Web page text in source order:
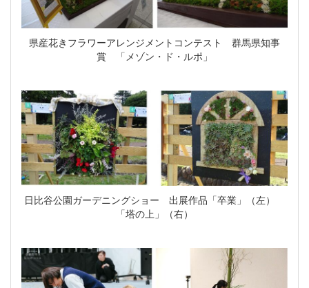
県産花きフラワーアレンジメントコンテスト 群馬県知事
賞 「メゾン・ド・ルポ」
日比谷公園ガーデニングショー 出展作品「卒業」（左）
「塔の上」（右）